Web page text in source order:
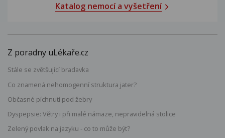
Katalog nemocí a vyšetření
Z poradny uLékaře.cz
Stále se zvětšující bradavka
Co znamená nehomogenní struktura jater?
Občasné píchnutí pod žebry
Dyspepsie: Větry i při malé námaze, nepravidelná stolice
Zelený povlak na jazyku - co to může být?